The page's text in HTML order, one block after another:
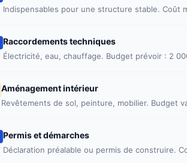
Indispensables pour une structure stable. Coût
Raccordements techniques
Électricité, eau, chauffage. Budget prévoir : 2
Aménagement intérieur
Revêtements de sol, peinture, mobilier. Budget
Permis et démarches
Déclaration préalable ou permis de construire.